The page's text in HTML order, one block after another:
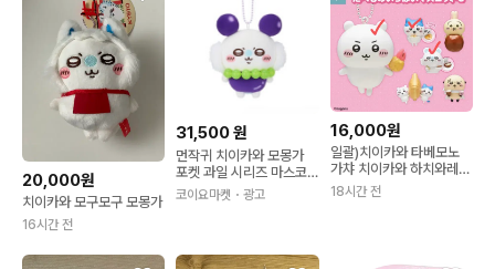
20,000원
치이카와 모구모구 모몽가
16시간 전
31,500원
먼작귀 치이카와 모몽가
포켓 과일 시리즈 마스코
트 인형 키링
코이요마켓 ・광고
16,000원
일괄)치이카와 타베모노
가챠 치이카와 하치와레
모몽가
18시간 전